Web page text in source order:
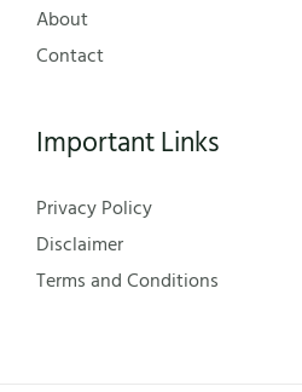
About
Contact
Important Links
Privacy Policy
Disclaimer
Terms and Conditions